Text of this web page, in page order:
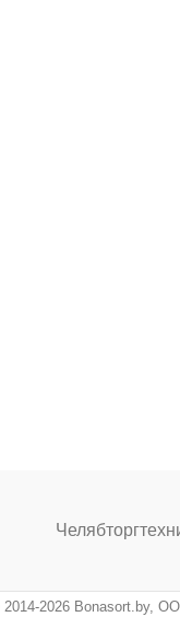
2026 Bonasort.by,